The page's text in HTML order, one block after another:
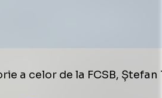
a celor de la FCSB,